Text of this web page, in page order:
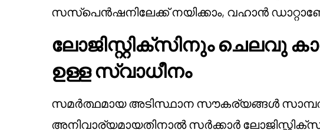
സസ്പെൻഷനിലേക്ക് നയിക്കാം, വഹാൻ
ലോജിസ്റ്റിക്സിനും ചെലവു
ഉള്ള സ്വാധീനം
സമർത്ഥമായ അടിസ്ഥാന സൗകര്യങ്ങൾ
അനിവാര്യമായതിനാൽ സർക്കാർ